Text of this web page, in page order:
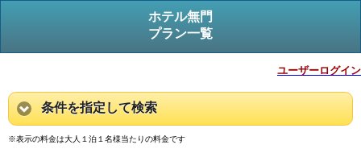
ホテル無門
プラン一覧
ユーザーログイン
条件を指定して検索
※表示の料金は大人１泊１名様当たりの料金です